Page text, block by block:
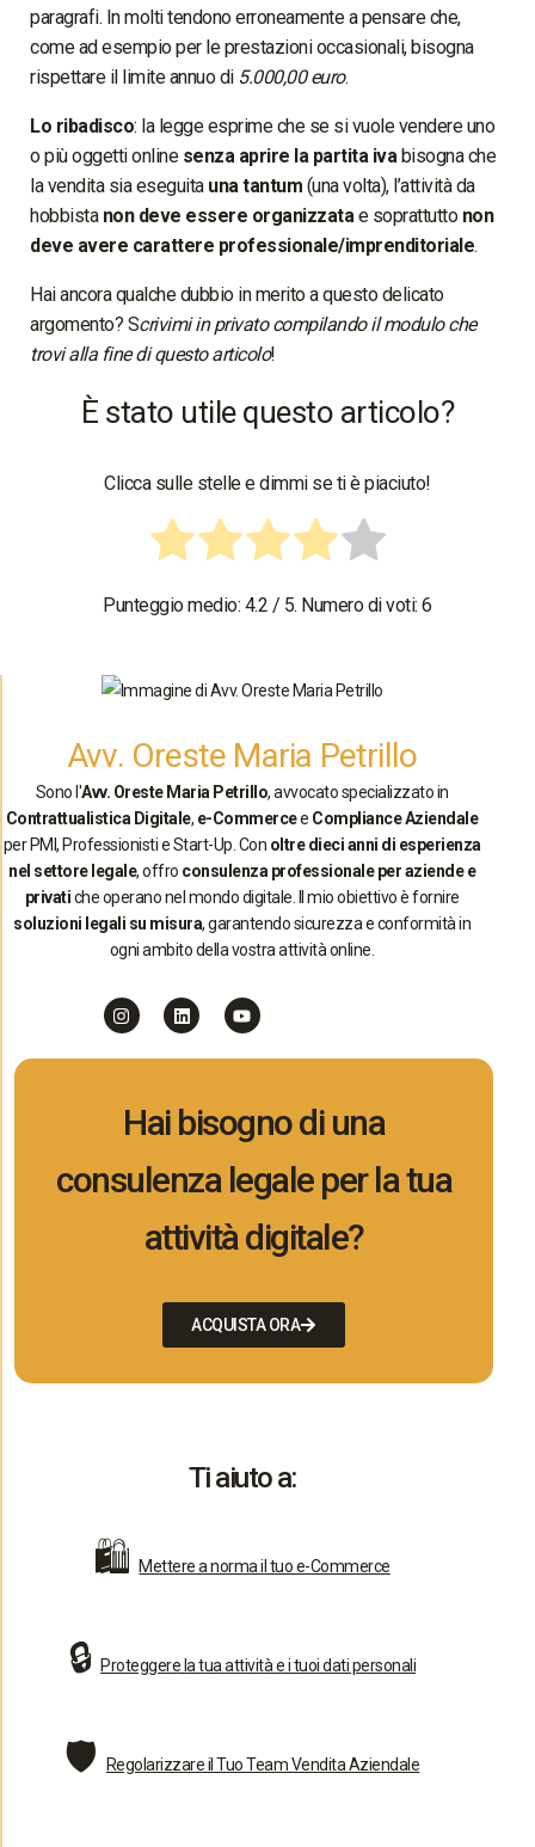
paragrafi. In molti tendono erroneamente a pensare che,
come ad esempio per le prestazioni occasionali, bisogna
rispettare il limite annuo di 5.000,00 euro.
Lo ribadisco: la legge esprime che se si vuole vendere uno
o più oggetti online senza aprire la partita ivabisogna che
la vendita sia eseguita unatantum (una volta), l’attività da
hobbista non deve essere organizzatae soprattutto non
deve avere carattere professionale/imprenditoriale.
Hai ancora qualche dubbio in merito a questo delicato
argomento? Scrivimi in privato compilando il modulo che
trovi alla fine di questo articolo!
È stato utile questo articolo?
Clicca sulle stelle e dimmi se ti è piaciuto!
Punteggio medio: 4.2 / 5. Numero di voti:6
Avv. Oreste Maria Petrillo
Sono l'Avv. Oreste Maria Petrillo, avvocato specializzato in
Contrattualistica Digitale, e-Commercee Compliance Aziendale
per PMI, Professionisti e Start-Up. Con oltre dieci anni di esperienza
nel settore legale, offro consulenza professionale per aziende e
privatiche operano nel mondo digitale. Il mio obiettivo è fornire
soluzioni legali su misura, garantendo sicurezza e conformità in
ogni ambito della vostra attività online.
Hai bisogno di una
consulenza legale per la tua
attività digitale?
ACQUISTA ORA
Ti aiuto a:
🛍️Mettere a norma il tuo e-Commerce
🔒Proteggere la tua attività e i tuoi dati personali
🛡️ Regolarizzare il Tuo Team Vendita Aziendale